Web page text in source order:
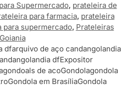
Supermercado, prateleira de
para farmacia, prateleira
para supermercado, Prateleiras
Goiania
dfarquivo de aço candangolandia
dfExpositor
gondoals de acoGondolagondola
Gondola em BrasíliaGondola